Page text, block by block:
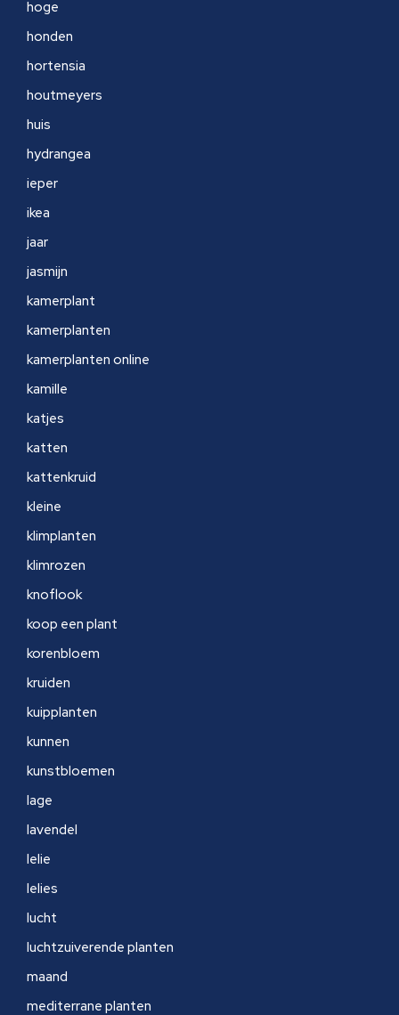
hoge
honden
hortensia
houtmeyers
huis
hydrangea
ieper
ikea
jaar
jasmijn
kamerplant
kamerplanten
kamerplanten online
kamille
katjes
katten
kattenkruid
kleine
klimplanten
klimrozen
knoflook
koop een plant
korenbloem
kruiden
kuipplanten
kunnen
kunstbloemen
lage
lavendel
lelie
lelies
lucht
luchtzuiverende planten
maand
mediterrane planten